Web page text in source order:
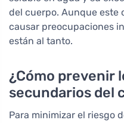
del cuerpo. Aunque este
causar preocupaciones
están al tanto.
¿Cómo prevenir
secundarios del
Para minimizar el riesgo